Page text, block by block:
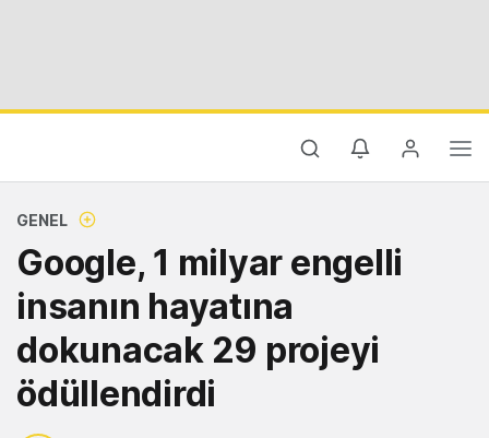
GENEL
Google, 1 milyar engelli
insanın hayatına
dokunacak 29 projeyi
ödüllendirdi